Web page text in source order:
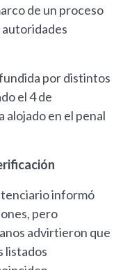
de un proceso
autoridades
por distintos
el 4 de
alojado en el penal
informó
pero
advirtieron que
listados